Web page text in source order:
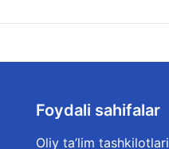
Foydali sahifalar
Oliy ta’lim tashkilotlari